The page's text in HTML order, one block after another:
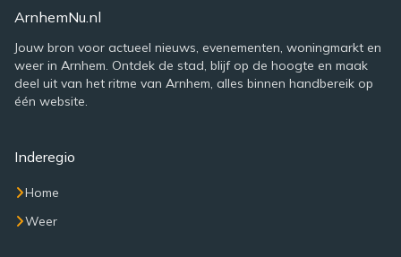
ArnhemNu.nl
Jouw bron voor actueel nieuws, evenementen, woningmarkt en
weer in Arnhem. Ontdek de stad, blijf op de hoogte en maak
deel uit van het ritme van Arnhem, alles binnen handbereik op
één website.
Inderegio
Home
Weer